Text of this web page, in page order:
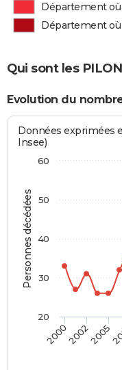
Département où
Département
Qui sont les
Evolution du
Personnes décédées
Données exprimées
Insee)
200020022005
20
30
40
50
60